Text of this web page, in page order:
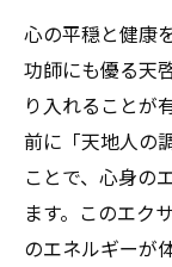
感情の
や療法
ストレ
(本物
治療や
心の平
や療法
心の平穏と健康
功師にも優る天
り入れることが
前に「天地人の
ことで、心身の
ます。このエク
のエネルギーが